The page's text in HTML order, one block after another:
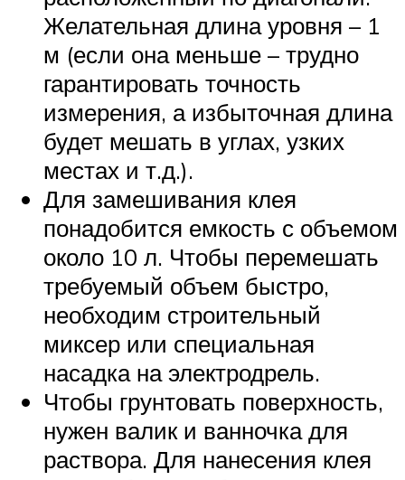
Желательная длина уровня – 1
м (если она меньше – трудно
гарантировать точность
измерения, а избыточная длина
будет мешать в углах, узких
местах и т.д.).
Для замешивания клея
понадобится емкость с объемом
около 10 л. Чтобы перемешать
требуемый объем быстро,
необходим строительный
миксер или специальная
насадка на электродрель.
Чтобы грунтовать поверхность,
нужен валик и ванночка для
раствора. Для нанесения клея